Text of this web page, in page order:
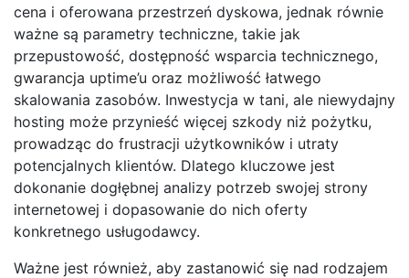
cena i oferowana przestrzeń dyskowa, jednak równie
ważne są parametry techniczne, takie jak
przepustowość, dostępność wsparcia technicznego,
gwarancja uptime’u oraz możliwość łatwego
skalowania zasobów. Inwestycja w tani, ale niewydajny
hosting może przynieść więcej szkody niż pożytku,
prowadząc do frustracji użytkowników i utraty
potencjalnych klientów. Dlatego kluczowe jest
dokonanie dogłębnej analizy potrzeb swojej strony
internetowej i dopasowanie do nich oferty
konkretnego usługodawcy.
Ważne jest również, aby zastanowić się nad rodzajem